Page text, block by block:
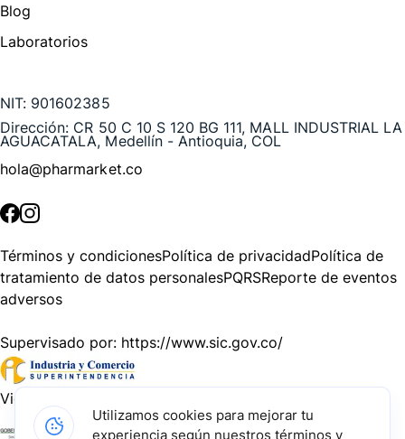
Blog
Laboratorios
NIT: 901602385
Dirección: CR 50 C 10 S 120 BG 111, MALL INDUSTRIAL LA
AGUACATALA, Medellín - Antioquia, COL
hola@pharmarket.co
Términos y condicionesPolítica de privacidadPolítica de
tratamiento de datos personalesPQRSReporte de eventos
adversos
Supervisado por: https://www.sic.gov.co/
Vigilado por:
Utilizamos cookies para mejorar tu
experiencia según nuestros términos y